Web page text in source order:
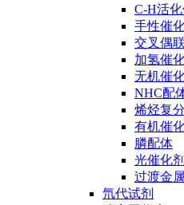
C-H活化
手性催
交叉偶
加氢催
无机催
NHC配
烯烃复
有机催
膦配体
光催化剂
过渡金
氘代试剂